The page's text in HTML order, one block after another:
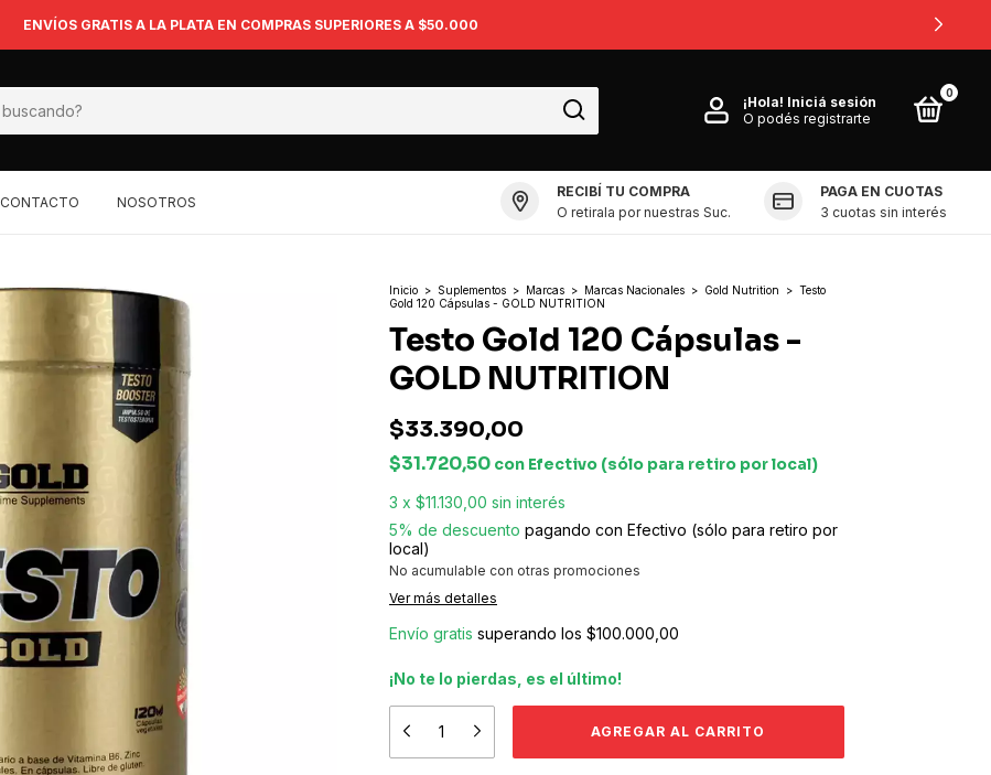
ENVÍOS GRATIS A LA PLATA EN COMPRAS SUPERIORES A $50.000
¡Hola! Iniciá sesión
O podés registrarte
0
CONTACTO NOSOTROS
RECIBÍ TU COMPRA
O retirala por nuestras Suc.
PAGA EN CUOTAS
3 cuotas sin interés
Inicio > Suplementos > Marcas > Marcas Nacionales > Gold Nutrition > Testo
Gold 120 Cápsulas - GOLD NUTRITION
Testo Gold 120 Cápsulas -
GOLD NUTRITION
$33.390,00
$31.720,50 con Efectivo (sólo para retiro por local)
3 x $11.130,00 sin interés
5% de descuento pagando con Efectivo (sólo para retiro por
local)
No acumulable con otras promociones
Ver más detalles
Envío gratis superando los $100.000,00
¡No te lo pierdas, es el último!